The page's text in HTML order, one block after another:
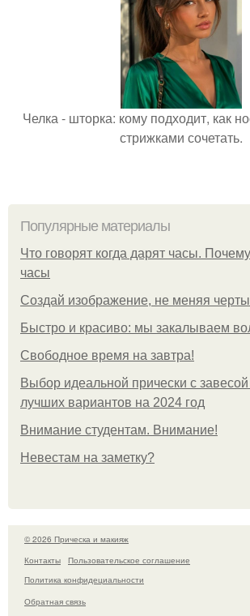
Челка - шторка: кому подходит, как
стрижками сочетать.
Популярные материалы
Что говорят когда дарят часы.
часы
Создай изображение, не меняя
Быстро и красиво: мы закалываем
Свободное время на завтра!
Выбор идеальной прически с завесой
лучших вариантов на 2024 год
Внимание студентам. Внимание!
Невестам на заметку?
© 2026 Прическа и макияж
Контакты
Пользовательское соглашение
Политика конфидециальности
Обратная связь